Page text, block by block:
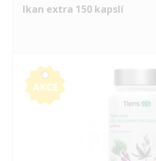
Ikan extra 150 kapslí